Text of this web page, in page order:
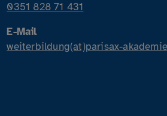
0351 828 71 431
E-Mail
weiterbildung(at)parisax-